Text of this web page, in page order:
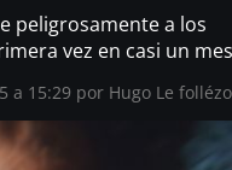
peligrosamente a los
vez en casi un
a 15:29 por Hugo Le